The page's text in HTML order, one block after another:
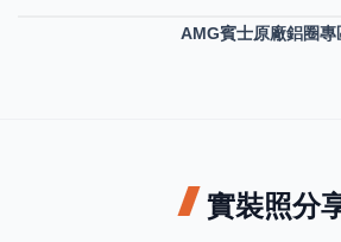
AMG賓士原廠鋁圈專
實裝照分